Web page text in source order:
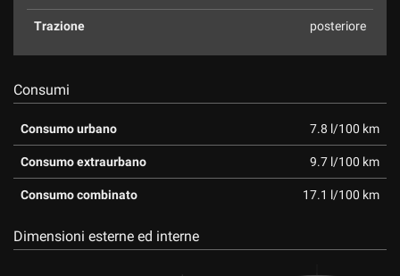
Trazione posteriore
Consumi
Consumo urbano 7.8 l/100 km
Consumo extraurbano 9.7 l/100 km
Consumo combinato 17.1 l/100 km
Dimensioni esterne ed interne